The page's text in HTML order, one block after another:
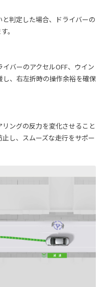
判定した場合、ドライバーの
。
バーのアクセルOFF、ウイン
、右左折時の操作余裕を確保
ングの反力を変化させること
し、スムーズな走行をサポー